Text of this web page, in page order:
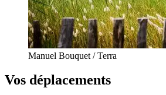
Manuel Bouquet / Terra
Vos déplacements